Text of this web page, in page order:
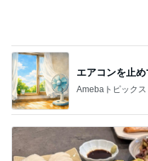
エアコンを止
Amebaトピックス